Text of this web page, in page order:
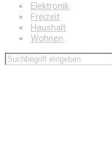
Elektronik
Freizeit
Haushalt
Wohnen